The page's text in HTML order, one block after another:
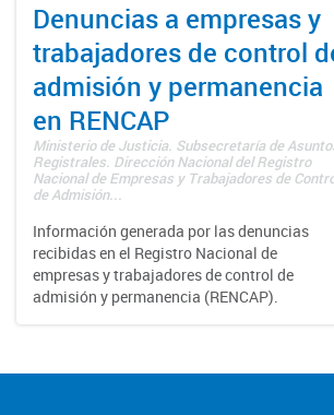
Denuncias a empresas y
trabajadores de control
admisión y permanencia
en RENCAP
Ministerio de Justicia. Subsecretaría de
Registrales. Dirección Nacional del Registro
Nacional de Empresas y Trabajadores de
de Admisión...
Información generada por las denuncias
recibidas en el Registro Nacional de
empresas y trabajadores de control de
admisión y permanencia (RENCAP).